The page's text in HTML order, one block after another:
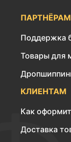
ПАРТНЁРАМ
Поддержка
Товары для
КЛИЕНТАМ
Как
Доставка